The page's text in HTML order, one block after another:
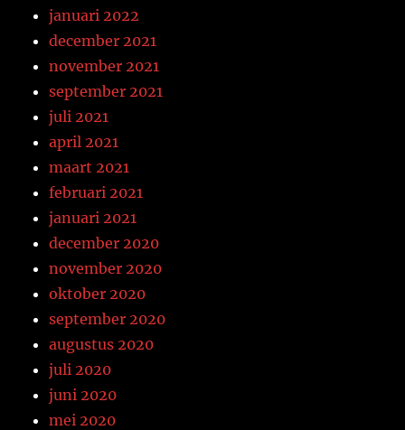
januari 2022
december 2021
november 2021
september 2021
juli 2021
april 2021
maart 2021
februari 2021
januari 2021
december 2020
november 2020
oktober 2020
september 2020
augustus 2020
juli 2020
juni 2020
mei 2020